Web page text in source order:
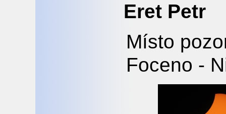
Eret Petr
Místo
Foceno -